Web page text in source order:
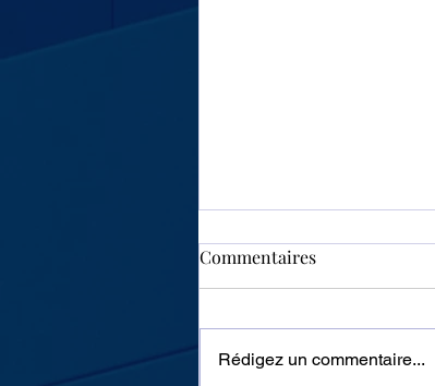
Commentaires
Rédigez un commentaire...